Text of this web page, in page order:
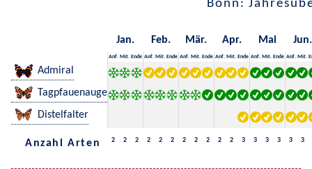
Bonn:
Jan. Feb. Mär. Apr. Mai Jun.
Anf. Mit. Ende Anf. Mit. Ende Anf. Mit. Ende Anf. Mit. Ende Anf. Mit. Ende Anf. Mit.
Admiral
Tagpfauenauge
Distelfalter
Anzahl Arten 2 2 2 2 2 2 2 2 2 2 2 3 3 3 3 3 3